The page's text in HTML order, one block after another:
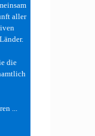
aller
die
...